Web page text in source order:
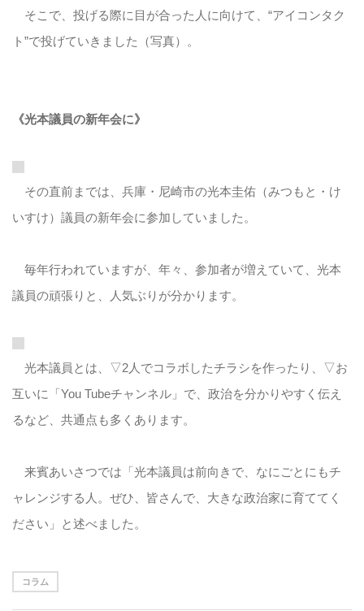
そこで、投げる際に目が合った人に向けて、“アイコンタク
ト”で投げていきました（写真）。
《光本議員の新年会に》
その直前までは、兵庫・尼崎市の光本圭佑（みつもと・け
いすけ）議員の新年会に参加していました。
毎年行われていますが、年々、参加者が増えていて、光本
議員の頑張りと、人気ぶりが分かります。
光本議員とは、▽2人でコラボしたチラシを作ったり、▽お
互いに「You Tubeチャンネル」で、政治を分かりやすく伝え
るなど、共通点も多くあります。
来賓あいさつでは「光本議員は前向きで、なにごとにもチ
ャレンジする人。ぜひ、皆さんで、大きな政治家に育ててく
ださい」と述べました。
コラム